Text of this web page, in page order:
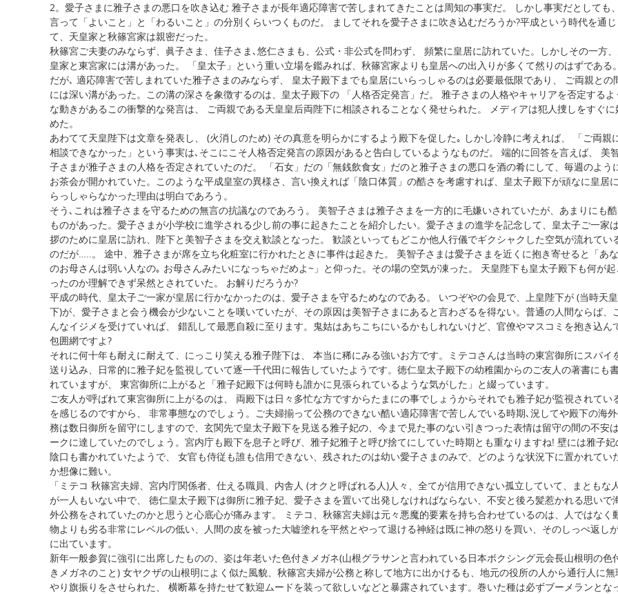
2。愛子さまに雅子さまの悪口を吹き込む 雅子さまが長年適応障害で苦しまれてきたことは周知の事実だ。 しかし事実だとしても
言って「よいこと」と「わるいこと」の分別くらいつくものだ。 ましてそれを愛子さまに吹き込むだろうか?平成という時代を通じ
て、天皇家と秋篠宮家は親密だった。
秋篠宮ご夫妻のみならず、眞子さま、佳子さま､悠仁さまも、公式・非公式を問わず、 頻繁に皇居に訪れていた。しかしその一方
皇家と東宮家には溝があった。 「皇太子」という重い立場を鑑みれば、秋篠宮家よりも皇居への出入りが多くて然りのはずである
だが､ 適応障害で苦しまれていた雅子さまのみならず、 皇太子殿下までも皇居にいらっしゃるのは必要最低限であり、 ご両親との
には深い溝があった。この溝の深さを象徴するのは、皇太子殿下の 「人格否定発言」だ。 雅子さまの人格やキャリアを否定するよ
な動きがあるこの衝撃的な発言は、 ご両親である天皇皇后両陛下に相談されることなく発せられた。 メディアは犯人捜しをすぐに
めた。
あわてて天皇陛下は文章を発表し、 (火消しのため) その真意を明らかにするよう殿下を促した｡ しかし冷静に考えれば、 「ご両親
相談できなかった」という事実は､そこにこそ人格否定発言の原因があると告白しているようなものだ。 端的に回答を言えば、 美
子さまが雅子さまの人格を否定されていたのだ。 「石女」だの「無銭飲食女」だのと雅子さまの悪口を酒の肴にして、毎週のよう
お茶会が開かれていた。このような平成皇室の異様さ、言い換えれば「陰口体質」の酷さを考慮すれば、皇太子殿下が頑なに皇居
らっしゃらなかった理由は明白であろう。
そう､これは雅子さまを守るための無言の抗議なのであろう。 美智子さまは雅子さまを一方的に毛嫌いされていたが、あまりにも
ものがあった。愛子さまが小学校に進学される少し前の事に起きたことを紹介したい。愛子さまの進学を記念して、皇太子ご一家
拶のために皇居に訪れ、陛下と美智子さまを交え歓談となった。 歓談といってもどこか他人行儀でギクシャクした空気が流れてい
のだが…..。 途中、雅子さまが席を立ち化粧室に行かれたときに事件は起きた。 美智子さまは愛子さまを近くに抱き寄せると「あ
のお母さんは弱い人なの｡ お母さんみたいになっちゃだめよ~」と仰った。その場の空気が凍った。 天皇陛下も皇太子殿下も何が
ったのか理解できず呆然とされていた。 お解りだろうか?
平成の時代、皇太子ご一家が皇居に行かなかったのは、愛子さまを守るためなのである。 いつぞやの会見で、上皇陛下が (当時天
下)が、愛子さまと会う機会が少ないことを嘆いていたが、その原因は美智子さまにあると言わざるを得ない。普通の人間ならば、
んなイジメを受けていれば、 錯乱して最悪自殺に至ります。鬼姑はあちこちにいるかもしれないけど、官僚やマスコミを抱き込ん
包囲網ですよ?
それに何十年も耐えに耐えて、にっこり笑える雅子陛下は、 本当に稀にみる強いお方です。ミテコさんは当時の東宮御所にスパイ
送り込み、日常的に雅子妃を監視していて逐一千代田に報告していたようです。徳仁皇太子殿下の幼稚園からのご友人の著書にも
れていますが、 東宮御所に上がると「雅子妃殿下は何時も誰かに見張られているような気がした」と綴っています。
ご友人が呼ばれて東宮御所に上がるのは、 両殿下は日々多忙な方ですからたまにの事でしょうからそれでも雅子妃が監視されてい
を感じるのですから、 非常事態なのでしょう。ご夫婦揃って公務のできない酷い適応障害で苦しんでいる時期､況してや殿下の海
務は数日御所を留守にしますので、玄関先で皇太子殿下を見送る雅子妃の、今まで見た事のない引きつった表情は留守の間の不安
ークに達していたのでしょう。宮内庁も殿下を息子と呼び、雅子妃雅子と呼び捨てにしていた時期とも重なりますね! 壁には雅子妃
陰口も書かれていたようで、 女官も侍従も誰も信用できない、残されたのは幼い愛子さまのみで、どのような状況下に置かれてい
か想像に難い。
「ミテコ 秋篠宮夫婦、宮内庁関係者、仕える職員、内舎人 (オクと呼ばれる人)人々、全てが信用できない孤立していて、まともな
が一人もいない中で、 徳仁皇太子殿下は御所に雅子妃、愛子さまを置いて出発しなければならない、不安と後ろ髪惹かれる思いで
外公務をされていたのかと思うと心底心が痛みます。 ミテコ、秋篠宮夫婦は元々悪魔的要素を持ち合わせているのは、人ではなく
物よりも劣る非常にレベルの低い、人間の皮を被った大嘘塗れを平然とやって退ける神経は既に神の怒りを買い、そのしっぺ返し
に出ています。
新年一般参賀に強引に出席したものの、姿は年老いた色付きメガネ(山根グラサンと言われている日本ボクシング元会長山根明の色
きメガネのこと) 女ヤクザの山根明によく似た風貌、秋篠宮夫婦が公務と称して地方に出かけるも、地元の役所の人から通行人に無
やり旗振りをさせられた、 横断幕を持たせて歓迎ムードを装って欲しいなどと暴露されています。巻いた種は必ずブーメランとな